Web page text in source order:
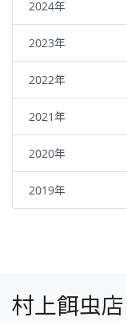
2024年
2023年
2022年
2021年
2020年
2019年
村上餌虫店